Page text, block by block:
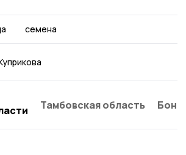
семена
Тамбовская область